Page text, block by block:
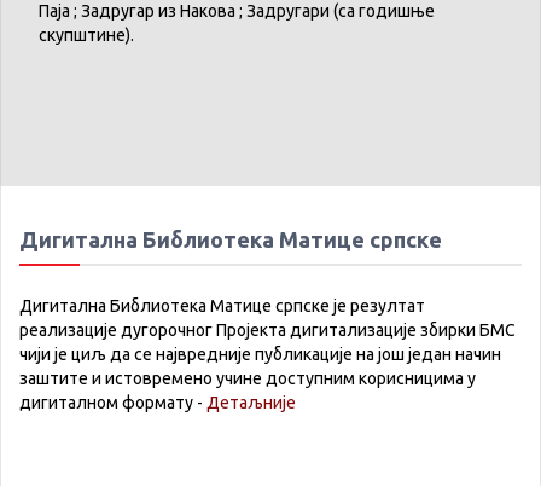
Паја ; Задругар из Накова ; Задругари (са годишње
скупштине).
Дигитална Библиотека Матице српске
Дигитална Библиотека Матице српске је резултат
реализације дугорочног Пројекта дигитализације збирки БМС
чији је циљ да се највредније публикације на још један начин
заштите и истовремено учине доступним корисницима у
дигиталном формату - Детаљније